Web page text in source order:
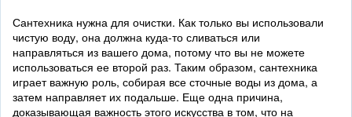
Сантехника нужна для очистки. Как только вы использовали
чистую воду, она должна куда-то сливаться или
направляться из вашего дома, потому что вы не можете
использоваться ее второй раз. Таким образом, сантехника
играет важную роль, собирая все сточные воды из дома, а
затем направляет их подальше. Еще одна причина,
доказывающая важность этого искусства в том, что на